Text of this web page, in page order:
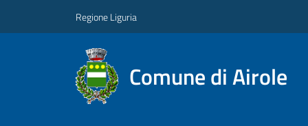
Regione Liguria
Comune di Airole